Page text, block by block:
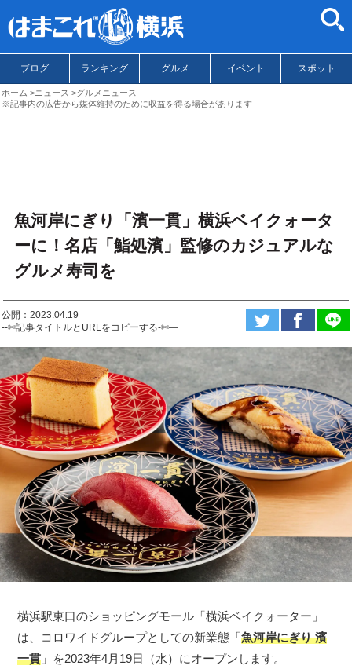
ブログ ランキング グルメ イベント スポット
ホーム ニュース
グルメニュース
※記事内の広告から媒体維持のために収益を得る場合があります
魚河岸にぎり「濱一貫」横浜ベイクォータ
ーに！名店「鮨処濱」監修のカジュアルな
グルメ寿司を
公開：2023.04.19
--✄記事タイトルとURLをコピーする-✄—
横浜駅東口のショッピングモール「横浜ベイクォーター」
は、コロワイドグループとしての新業態「魚河岸にぎり 濱
一貫 」を2023年4月19日（水）にオープンします。